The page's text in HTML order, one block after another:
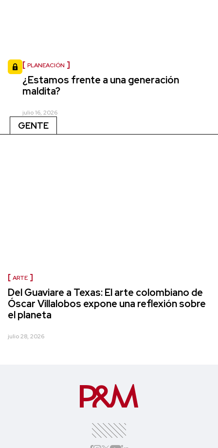
PLANEACIÓN
¿Estamos frente a una generación
maldita?
julio 16, 2026
GENTE
ARTE
Del Guaviare a Texas: El arte colombiano de
Óscar Villalobos expone una reflexión sobre
el planeta
julio 28, 2026